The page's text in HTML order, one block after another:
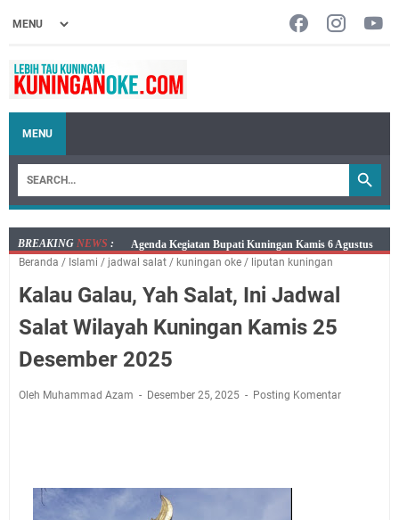
MENU
BREAKING NEWS :
Kamis 6 Agustus 2026 Mobil Samling Ada di Alun-alun
Luragung, Ini Persyaratan dan Besaran Biayanya
Layanan Mobil Samsat Keliling Kuningan Kamis 6
Embun Pagi Kamis 6 Agustus 2026: Tidak Semua
Keterlambatan Berarti Kegagalan
Pembersih Dosa Kita, Ini Jadwal Salat Wilayah
Ini Lokasi Samling Kuningan Rabu 5 Agustus 2026
Rabu 5 Agustus 2026 Mobil SIM Keliling Kuningan Ada
Beranda / Islami / jadwal salat / kuningan oke / liputan kuningan
Kalau Galau, Yah Salat, Ini Jadwal
Salat Wilayah Kuningan Kamis 25
Desember 2025
Oleh Muhammad Azam Desember 25, 2025 Posting Komentar